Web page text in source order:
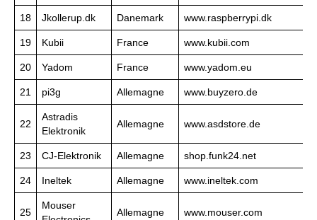
18 Jkollerup.dk Danemark www.raspberrypi.dk
19 Kubii France www.kubii.com
20 Yadom France www.yadom.eu
21 pi3g Allemagne www.buyzero.de
22
Astradis
Elektronik
Allemagne www.asdstore.de
23 CJ-Elektronik Allemagne shop.funk24.net
24 Ineltek Allemagne www.ineltek.com
25
Mouser
Allemagne www.mouser.com